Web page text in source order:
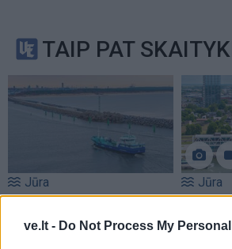
ve.lt - Do Not Process My
TAIP PAT
Jūra
„Rasa“ skaičiuoja pirmųjų
Jūra